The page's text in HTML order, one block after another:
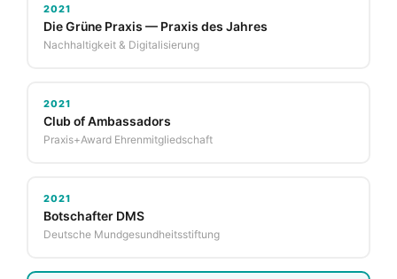
2021
Die Grüne Praxis — Praxis des Jahres
Nachhaltigkeit & Digitalisierung
2021
Club of Ambassadors
Praxis+Award Ehrenmitgliedschaft
2021
Botschafter DMS
Deutsche Mundgesundheitsstiftung